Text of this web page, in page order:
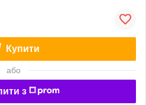
Купити
або
з